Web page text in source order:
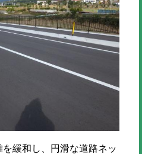
緩和し、円滑な道路ネッ